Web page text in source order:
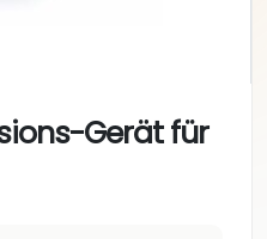
Gerät für